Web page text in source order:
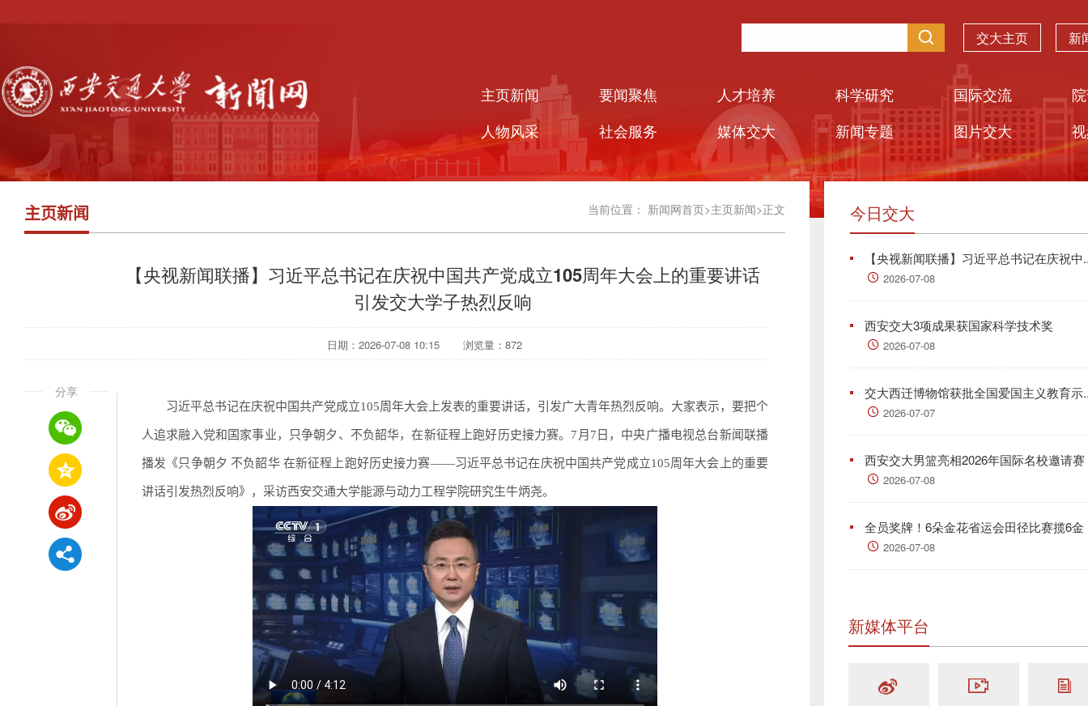
交大主页 新
主页新闻 要闻聚焦 人才培养 科学研究 国际交流
人物风采
社会服务 媒体交大 新闻专题 图片交大
当前位置： 新闻网首页>主页新闻>正文
主页新闻
分享
【央视新闻联播】习近平总书记在庆祝中国共产党成立105周年大会上的重要讲话
引发交大学子热烈反响
日期：2026-07-08 10:15 浏览量： 872
习近平总书记在庆祝中国共产党成立105周年大会上发表的重要讲话，引发广大青年热烈反响。大家表示，要把个
人追求融入党和国家事业，只争朝夕、不负韶华，在新征程上跑好历史接力赛。7月7日，中央广播电视总台新闻联播
播发《只争朝夕 不负韶华 在新征程上跑好历史接力赛——习近平总书记在庆祝中国共产党成立105周年大会上的重要
讲话引发热烈反响》，采访西安交通大学能源与动力工程学院研究生牛炳尧。
今日交大
【央视新闻联播】习近平总书记在庆祝中
2026-07-08
西安交大3项成果获国家科学技术奖
2026-07-08
交大西迁博物馆获批全国爱国主义教育示
2026-07-07
西安交大男篮亮相2026年国际名校邀请赛
2026-07-08
全员奖牌！6朵金花省运会田径比赛揽6金
2026-07-08
新媒体平台